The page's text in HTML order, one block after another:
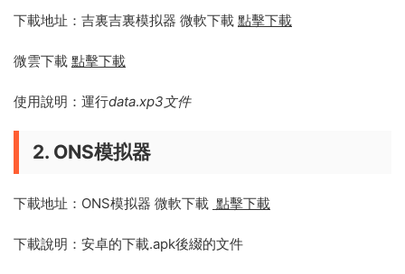
下載地址：吉裏吉裏模拟器 微軟下載 點擊下載
微雲下載 點擊下載
使用說明：運行data.xp3文件
2. ONS模拟器
下載地址：ONS模拟器 微軟下載 點擊下載
下載說明：安卓的下載.apk後綴的文件